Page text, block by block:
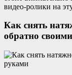
видео-ролики на
Как снять
обратно